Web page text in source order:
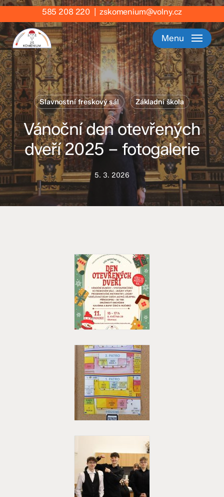
Skip
main
content
585 208 220 |zskomenium@volny.cz
Menu
Slavnostní freskový sál Základní škola
Vánoční den otevřených
dveří 2025 – fotogalerie
5. 3. 2026